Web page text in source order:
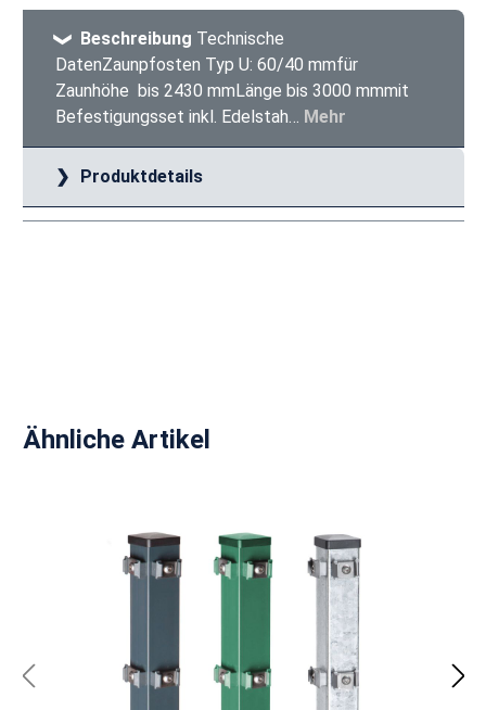
Beschreibung Technische
DatenZaunpfosten Typ U: 60/40 mmfür
Zaunhöhe bis 2430 mmLänge bis 3000 mmmit
Befestigungsset inkl. Edelstah… Mehr
Produktdetails
Produktgalerie überspringen
Ähnliche Artikel